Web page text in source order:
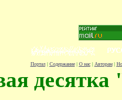
Портал| Содержание| О нас| Авторам|
десятка